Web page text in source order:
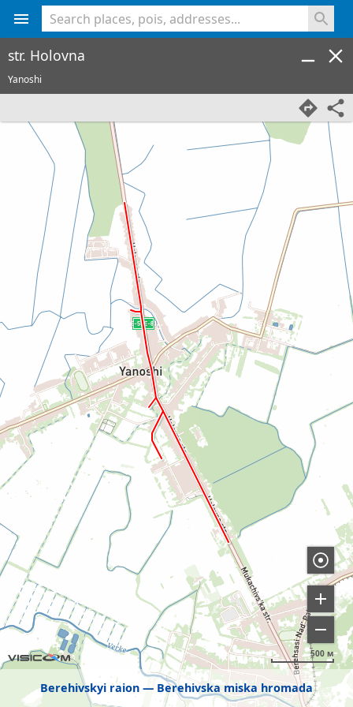
Berehivskyi raion Berehivska miska hromada
500 м
str. Holovna
Yanoshi
<% console.log(hcard) %>